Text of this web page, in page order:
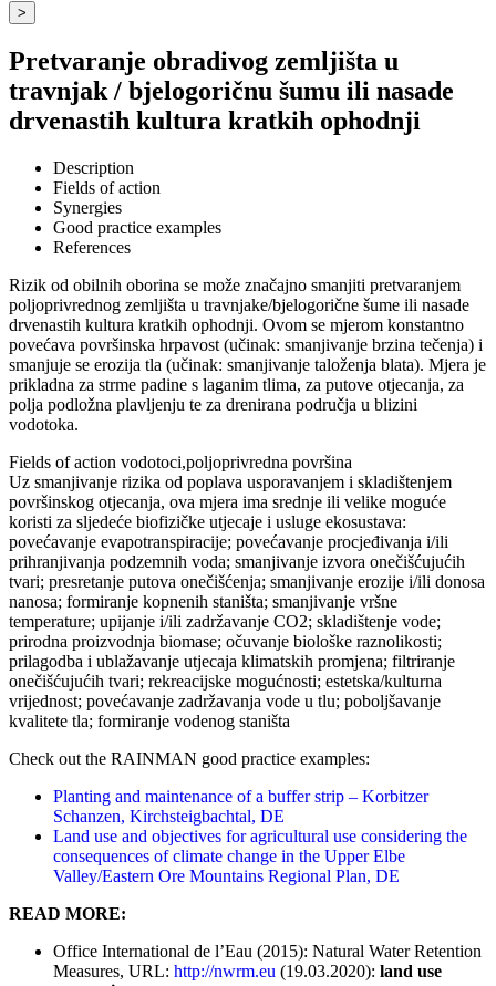
>
Pretvaranje obradivog zemljišta u
travnjak / bjelogoričnu šumu ili nasade
drvenastih kultura kratkih ophodnji
Description
Fields of action
Synergies
Good practice examples
References
Rizik od obilnih oborina se može značajno smanjiti pretvaranjem
poljoprivrednog zemljišta u travnjake/bjelogorične šume ili nasade
drvenastih kultura kratkih ophodnji. Ovom se mjerom konstantno
povećava površinska hrpavost (učinak: smanjivanje brzina tečenja) i
smanjuje se erozija tla (učinak: smanjivanje taloženja blata). Mjera je
prikladna za strme padine s laganim tlima, za putove otjecanja, za
polja podložna plavljenju te za drenirana područja u blizini
vodotoka.
Fields of action vodotoci,poljoprivredna površina
Uz smanjivanje rizika od poplava usporavanjem i skladištenjem
površinskog otjecanja, ova mjera ima srednje ili velike moguće
koristi za sljedeće biofizičke utjecaje i usluge ekosustava:
povećavanje evapotranspiracije; povećavanje procjeđivanja i/ili
prihranjivanja podzemnih voda; smanjivanje izvora onečišćujućih
tvari; presretanje putova onečišćenja; smanjivanje erozije i/ili donosa
nanosa; formiranje kopnenih staništa; smanjivanje vršne
temperature; upijanje i/ili zadržavanje CO2; skladištenje vode;
prirodna proizvodnja biomase; očuvanje biološke raznolikosti;
prilagodba i ublažavanje utjecaja klimatskih promjena; filtriranje
onečišćujućih tvari; rekreacijske mogućnosti; estetska/kulturna
vrijednost; povećavanje zadržavanja vode u tlu; poboljšavanje
kvalitete tla; formiranje vodenog staništa
Check out the RAINMAN good practice examples:
Planting and maintenance of a buffer strip – Korbitzer
Schanzen, Kirchsteigbachtal, DE
Land use and objectives for agricultural use considering the
consequences of climate change in the Upper Elbe
Valley/Eastern Ore Mountains Regional Plan, DE
READ MORE:
Office International de l’Eau (2015): Natural Water Retention
Measures, URL: http://nwrm.eu (19.03.2020): land use